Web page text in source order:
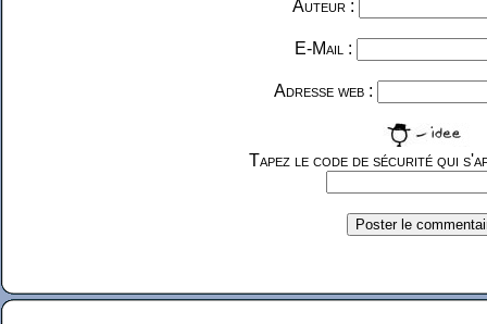
Auteur :
E-Mail :
Adresse web :
Tapez le code de sécurité qui